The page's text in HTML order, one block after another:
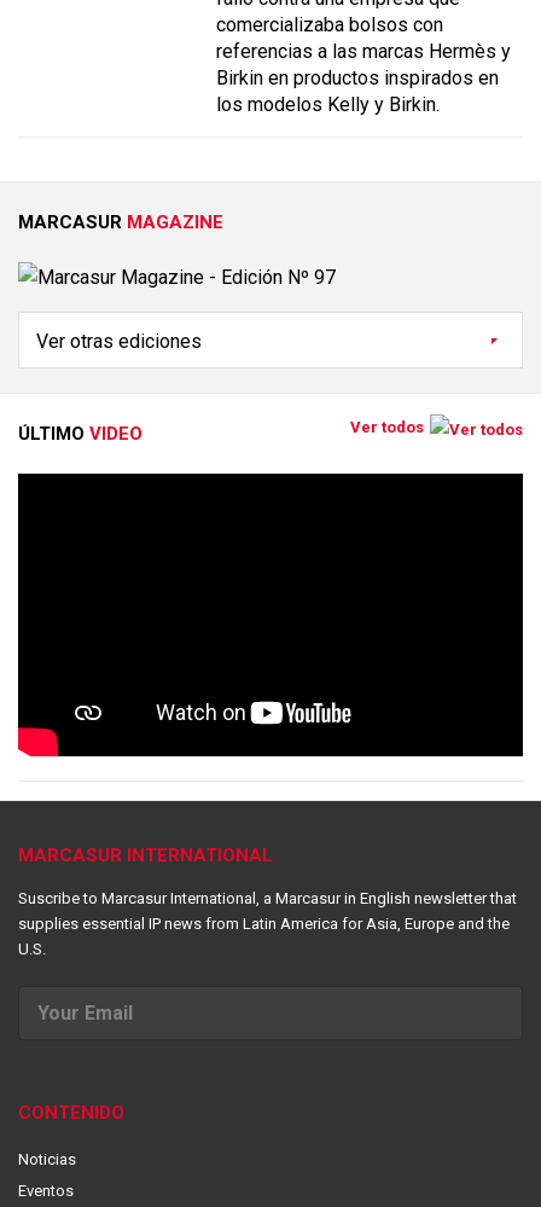
comercializaba bolsos con
referencias a las marcas Hermès y
Birkin en productos inspirados en
los modelos Kelly y Birkin.
MARCASUR MAGAZINE
ÚLTIMO VIDEO Ver todos
MARCASUR INTERNATIONAL
Suscribe to Marcasur International, a Marcasur in English newsletter that
supplies essential IP news from Latin America for Asia, Europe and the
U.S.
CONTENIDO
Noticias
Eventos